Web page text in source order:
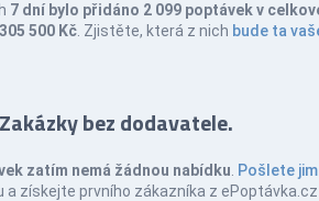
7 dní bylo přidáno 2 099 poptávek v
500 Kč . Zjistěte, která z nich bude ta
Zakázky bez dodavatele.
zatím nemá žádnou nabídku Pošlete jim
a získejte prvního zákazníka z ePoptávka.cz